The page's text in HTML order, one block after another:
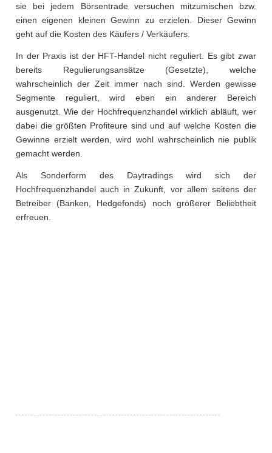
sie bei jedem Börsentrade versuchen mitzumischen bzw.
einen eigenen kleinen Gewinn zu erzielen. Dieser Gewinn
geht auf die Kosten des Käufers / Verkäufers.
In der Praxis ist der HFT-Handel nicht reguliert. Es gibt zwar
bereits Regulierungsansätze (Gesetzte), welche
wahrscheinlich der Zeit immer nach sind. Werden gewisse
Segmente reguliert, wird eben ein anderer Bereich
ausgenutzt. Wie der Hochfrequenzhandel wirklich abläuft, wer
dabei die größten Profiteure sind und auf welche Kosten die
Gewinne erzielt werden, wird wohl wahrscheinlich nie publik
gemacht werden.
Als Sonderform des Daytradings wird sich der
Hochfrequenzhandel auch in Zukunft, vor allem seitens der
Betreiber (Banken, Hedgefonds) noch größerer Beliebtheit
erfreuen.